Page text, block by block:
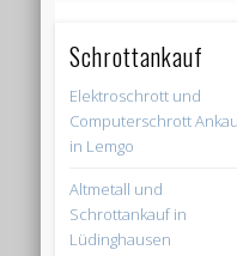
Schrottankauf
Elektroschrott und
Computerschrott
in Lemgo
Altmetall und
Schrottankauf in
Lüdinghausen